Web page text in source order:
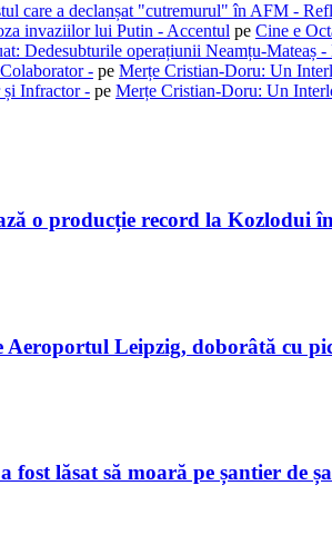
care a declanșat "cutremurul" în AFM -
invaziilor lui Putin - Accentul pe Cine e
Dedesubturile operațiunii Neamțu-Mateaș
- pe Merțe Cristian-Doru: Un
Infractor - pe Merțe Cristian-Doru: Un
o producție record la Kozlodui
Aeroportul Leipzig, doborâtă cu
fost lăsat să moară pe șantier de